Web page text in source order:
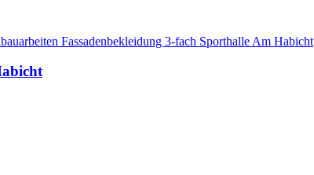
Fassadenbekleidung 3-fach Sporthalle Am Habicht